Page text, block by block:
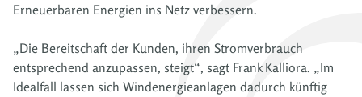
Erneuerbaren Energien ins Netz verbessern.
„Die Bereitschaft der Kunden, ihren Stromverbrauch
entsprechend anzupassen, steigt“, sagt Frank Kalliora. „Im
Idealfall lassen sich Windenergieanlagen dadurch künftig